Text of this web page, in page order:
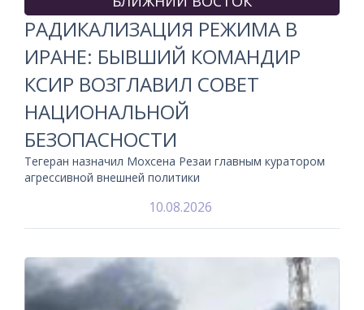
РАДИКАЛИЗАЦИЯ РЕЖИМА В
ИРАНЕ: БЫВШИЙ КОМАНДИР
КСИР ВОЗГЛАВИЛ СОВЕТ
НАЦИОНАЛЬНОЙ
БЕЗОПАСНОСТИ
Тегеран назначил Мохсена Резаи главным куратором
агрессивной внешней политики
10.08.2026